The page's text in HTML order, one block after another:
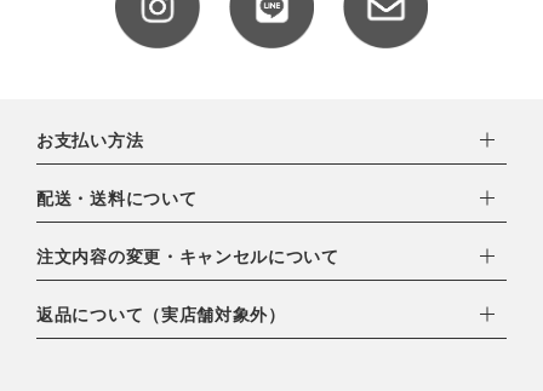
お支払い方法
下記お支払い方法よりお選びいただけます。
・クレジットカード（VISA,mastercard,JCB,AMERICAN
EXPRESS,Diners Club）
・amazonペイメント
・楽天ペイ
・PayPay
配送・送料について
配達業者：日本郵便
北海道：1,400円
注文内容の変更・キャンセルについて
ご注文日当日から翌日のAM9:00までにご連絡頂いた場合はキャ
ンセルは可能です。
返品について（実店舗対象外）